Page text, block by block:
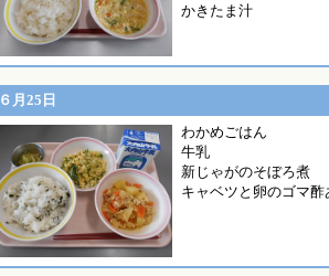
かきたま汁
６月25日
わか
牛乳
新じゃがのそぼろ煮
キャベツと卵のゴマ酢